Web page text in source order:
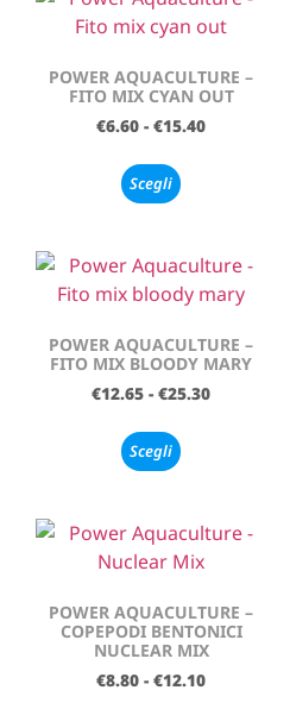
POWER AQUACULTURE –
FITO MIX CYAN OUT
€6.60 - €15.40
Scegli
POWER AQUACULTURE –
FITO MIX BLOODY MARY
€12.65 - €25.30
Scegli
POWER AQUACULTURE –
COPEPODI BENTONICI
NUCLEAR MIX
€8.80 - €12.10